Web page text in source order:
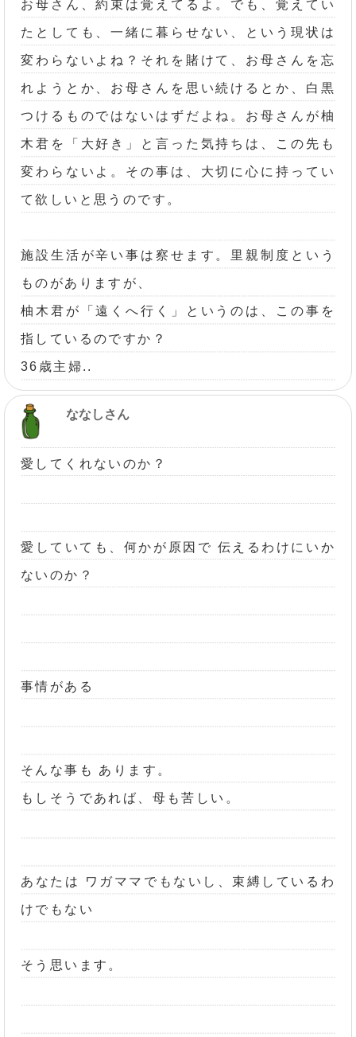
お母さん、約束は覚えてるよ。でも、覚えてい
たとしても、一緒に暮らせない、という現状は
変わらないよね？それを賭けて、お母さんを忘
れようとか、お母さんを思い続けるとか、白黒
つけるものではないはずだよね。お母さんが柚
木君を「大好き」と言った気持ちは、この先も
変わらないよ。その事は、大切に心に持ってい
て欲しいと思うのです。
施設生活が辛い事は察せます。里親制度という
ものがありますが、
柚木君が「遠くへ行く」というのは、この事を
指しているのですか？
36歳主婦..
ななしさん
愛してくれないのか？
愛していても、何かが原因で 伝えるわけにいか
ないのか？
事情がある
そんな事も あります。
もしそうであれば、母も苦しい。
あなたは ワガママでもないし、束縛しているわ
けでもない
そう思います。